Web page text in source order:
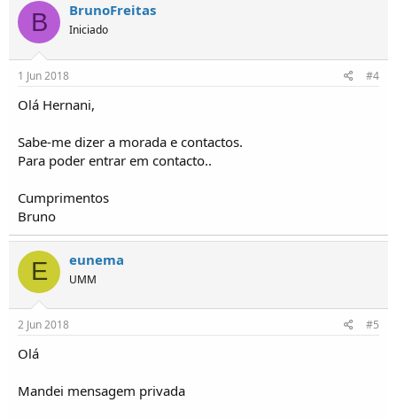
B BrunoFreitas
Iniciado
1 Jun 2018 #4
Olá Hernani,
Sabe-me dizer a morada e contactos.
Para poder entrar em contacto..
Cumprimentos
Bruno
E eunema
UMM
2 Jun 2018 #5
Olá
Mandei mensagem privada